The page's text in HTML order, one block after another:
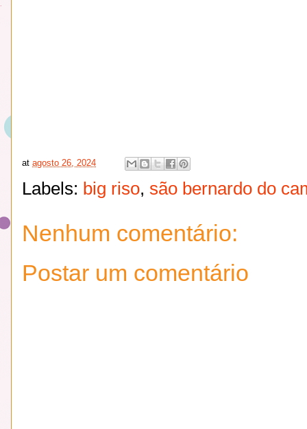
at agosto 26, 2024
Labels: big riso, são bernardo do
Nenhum comentário:
Postar um comentário